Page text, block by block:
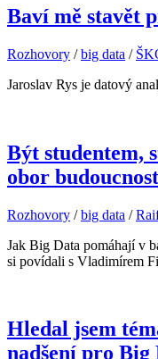
Baví mě stavět
Rozhovory /big data /
Jaroslav Rys je datový
Být studentem,
obor
Rozhovory /big data /
Jak Big Data pomáhají v
si povídali s Vladimírem
Hledal jsem
nadšení pro Big